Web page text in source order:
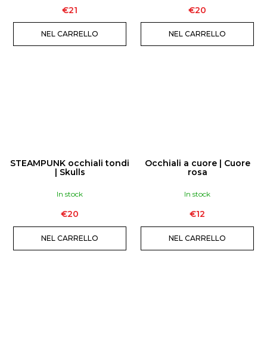
€21
NEL CARRELLO
€20
NEL CARRELLO
STEAMPUNK occhiali tondi
| Skulls
In stock
€20
NEL CARRELLO
Occhiali a cuore | Cuore
rosa
In stock
€12
NEL CARRELLO